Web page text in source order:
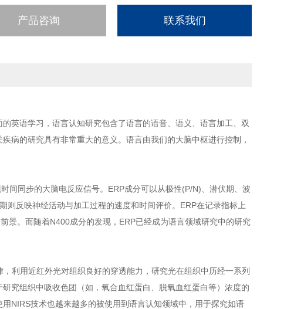
产品咨询 联系我们
英语学习，语言认知研究包含了语言的语音、语义、语言加工、双
病的研究具有非常重大的意义。语言由我们的大脑中枢进行控制，
间同步的大脑电反应信号。ERP成分可以从极性(P/N)、潜伏期、波
反映神经活动与加工过程的速度和时间评价。ERP在记录指标上
景。而随着N400成分的发现，ERP已经成为语言领域研究中的研究
利用近红外光对组织良好的穿透能力，研究光在组织中历经一系列
究组织中吸收色团（如，氧合血红蛋白、脱氧血红蛋白等）浓度的
NIRS技术也越来越多的被使用到语言认知领域中，用于探究如语